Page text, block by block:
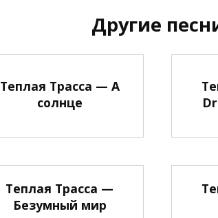
Другие
Теплая Трасса — А
солнце
Теплая Трасса —
Безумный мир